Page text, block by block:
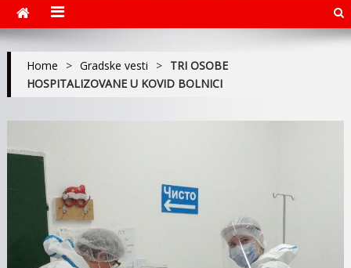
Home > Gradske vesti > TRI OSOBE
HOSPITALIZOVANE U KOVID BOLNICI